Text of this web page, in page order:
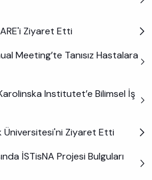
Ziyaret Etti
Meeting’te Tanısız Hastalara
Institutet’e Bilimsel İş
Üniversitesi'ni Ziyaret Etti
İSTisNA Projesi Bulguları